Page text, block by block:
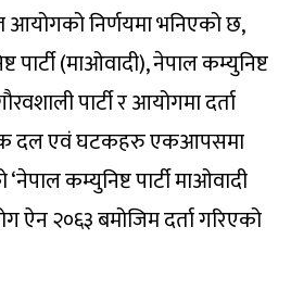
आयोगको निर्णयमा भनिएको छ,
(माओवादी), नेपाल कम्युनिष्ट
पार्टी र आयोगमा दर्ता
दल एवं घटकहरु एकआपसमा
कम्युनिष्ट पार्टी माओवादी
ऐन २०६३ बमोजिम दर्ता गरिएको